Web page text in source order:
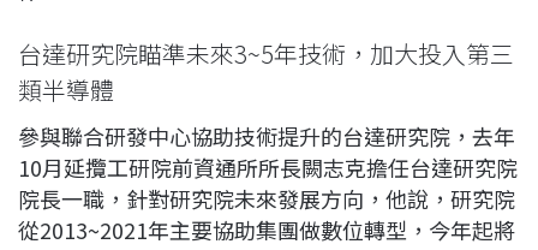
台達研究院瞄準未來3~5年技術，加大投入第三
類半導體
參與聯合研發中心協助技術提升的台達研究院，去年
10月延攬工研院前資通所所長闕志克擔任台達研究院
院長一職，針對研究院未來發展方向，他說，研究院
從2013~2021年主要協助集團做數位轉型，今年起將